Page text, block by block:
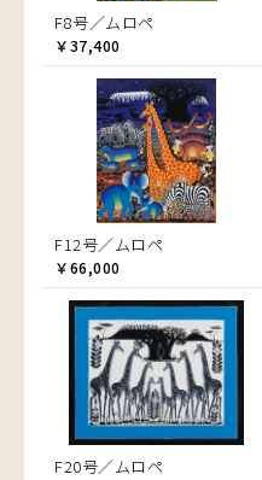
F8号／ムロペ
￥37,400
F12号／ムロペ
￥66,000
F20号／ムロペ